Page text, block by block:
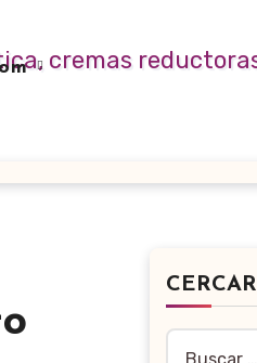
CERCAR